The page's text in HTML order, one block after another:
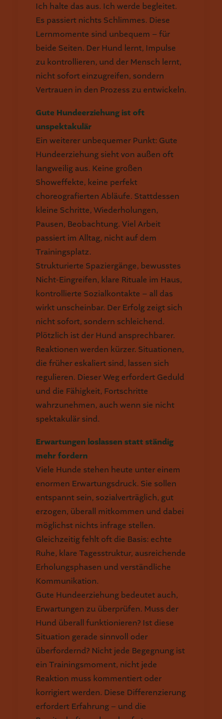
Ich halte das aus. Ich werde begleitet.
Es passiert nichts Schlimmes. Diese
Lernmomente sind unbequem – für
beide Seiten. Der Hund lernt, Impulse
zu kontrollieren, und der Mensch lernt,
nicht sofort einzugreifen, sondern
Vertrauen in den Prozess zu entwickeln.
Gute Hundeerziehung ist oft
unspektakulär
Ein weiterer unbequemer Punkt: Gute
Hundeerziehung sieht von außen oft
langweilig aus. Keine großen
Showeffekte, keine perfekt
choreografierten Abläufe. Stattdessen
kleine Schritte, Wiederholungen,
Pausen, Beobachtung. Viel Arbeit
passiert im Alltag, nicht auf dem
Trainingsplatz.
Strukturierte Spaziergänge, bewusstes
Nicht-Eingreifen, klare Rituale im Haus,
kontrollierte Sozialkontakte – all das
wirkt unscheinbar. Der Erfolg zeigt sich
nicht sofort, sondern schleichend.
Plötzlich ist der Hund ansprechbarer.
Reaktionen werden kürzer. Situationen,
die früher eskaliert sind, lassen sich
regulieren. Dieser Weg erfordert Geduld
und die Fähigkeit, Fortschritte
wahrzunehmen, auch wenn sie nicht
spektakulär sind.
Erwartungen loslassen statt ständig
mehr fordern
Viele Hunde stehen heute unter einem
enormen Erwartungsdruck. Sie sollen
entspannt sein, sozialverträglich, gut
erzogen, überall mitkommen und dabei
möglichst nichts infrage stellen.
Gleichzeitig fehlt oft die Basis: echte
Ruhe, klare Tagesstruktur, ausreichende
Erholungsphasen und verständliche
Kommunikation.
Gute Hundeerziehung bedeutet auch,
Erwartungen zu überprüfen. Muss der
Hund überall funktionieren? Ist diese
Situation gerade sinnvoll oder
überfordernd? Nicht jede Begegnung ist
ein Trainingsmoment, nicht jede
Reaktion muss kommentiert oder
korrigiert werden. Diese Differenzierung
erfordert Erfahrung – und die